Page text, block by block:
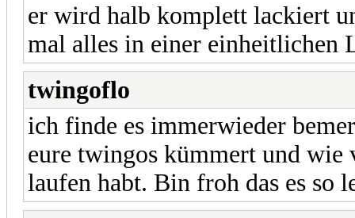
er wird halb komplett lackiert
mal alles in einer einheitlichen
twingoflo
ich finde es immerwieder
eure twingos kümmert und
laufen habt. Bin froh das es so